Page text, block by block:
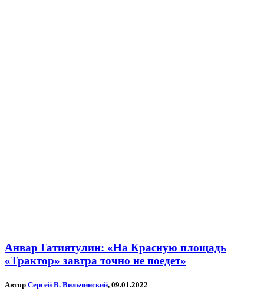
Анвар Гатиятулин: «На Красную площадь
«Трактор» завтра точно не поедет»
Автор Сергей В. Вильчинский, 09.01.2022